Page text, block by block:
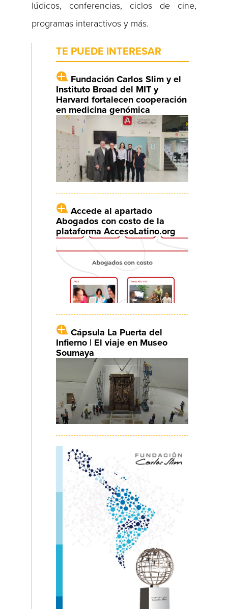
lúdicos, conferencias, ciclos de cine,
programas interactivos y más.
TE PUEDE INTERESAR
Fundación Carlos Slim y el
Instituto Broad del MIT y
Harvard fortalecen cooperación
en medicina genómica
Accede al apartado
Abogados con costo de la
plataforma AccesoLatino.org
Cápsula La Puerta del
Infierno | El viaje en Museo
Soumaya